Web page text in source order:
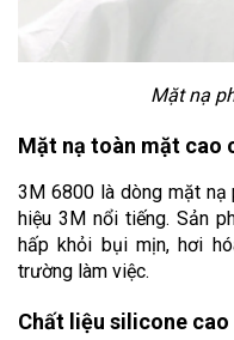
Mặt nạ
Mặt nạ toàn mặt cao
3M 6800 là dòng mặt nạ
hiệu 3M nổi tiếng. Sản
hấp khỏi bụi mịn, hơi
trường làm việc.
Chất liệu silicone cao